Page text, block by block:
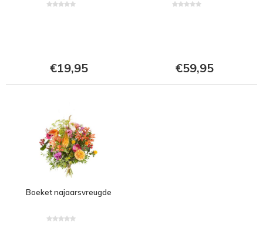
€19,95 €59,95
Boeket najaarsvreugde